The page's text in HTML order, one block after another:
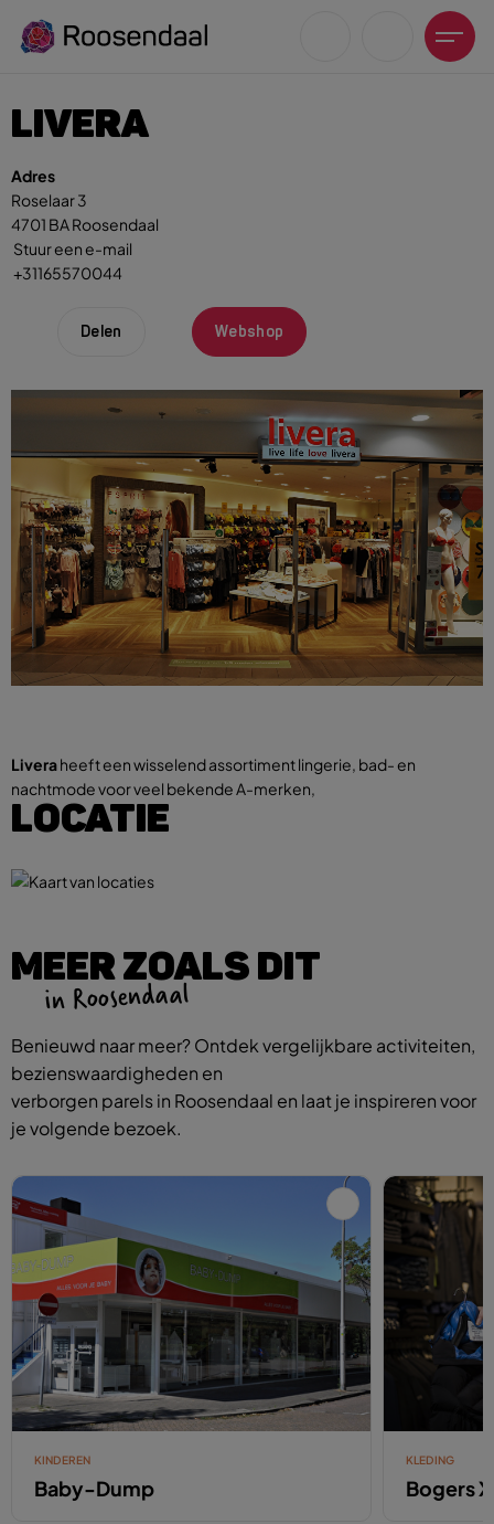
Zoeksuggesties
UITagenda
Fietsen
LIVERA
Adres
Roselaar 3
4701 BA Roosendaal
Stuur een e-mail
+31165570044
Delen Webshop
Liveraheeft een wisselend assortiment lingerie, bad- en
nachtmode voor veel bekende A-merken,
LOCATIE
MEER ZOALS DIT
in Roosendaal
Benieuwd naar meer? Ontdek vergelijkbare activiteiten,
bezienswaardigheden en
verborgen parels in Roosendaal en laat je inspireren voor
je volgende bezoek.
KINDEREN
Baby-Dump
KLEDING
Bogers